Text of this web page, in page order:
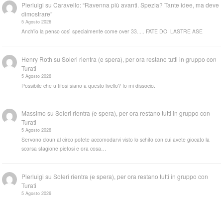
Pierluigi suCaravello: “Ravenna più avanti. Spezia? Tante idee, ma deve
dimostrare”
5 Agosto 2026
Anch'io la penso così specialmente come over 33..... FATE DOI LASTRE ASE
Henry Roth suSoleri rientra (e spera), per ora restano tutti in gruppo con
Turati
5 Agosto 2026
Possibile che u tifosi siano a questo livello? Io mi dissocio.
Massimo suSoleri rientra (e spera), per ora restano tutti in gruppo con
Turati
5 Agosto 2026
Servono cloun al circo potete accomodarvi visto lo schifo con cui avete giocato la
scorsa stagione pietosi e ora cosa…
Pierluigi suSoleri rientra (e spera), per ora restano tutti in gruppo con
Turati
5 Agosto 2026